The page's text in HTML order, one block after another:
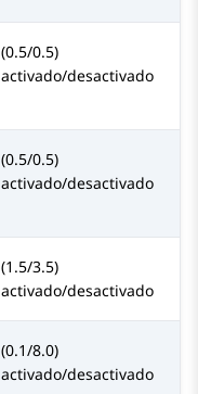
(0.5/0.5)
activado/desactivado
(0.5/0.5)
activado/desactivado
(1.5/3.5)
activado/desactivado
(0.1/8.0)
activado/desactivado